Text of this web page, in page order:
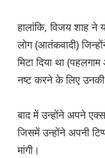
हालांकि, विजय शाह ने
लोग (आतंकवादी)
मिटा दिया था
नष्ट करने के लिए
बाद में उन्होंने अपने
जिसमें उन्होंने अपनी
मांगी।